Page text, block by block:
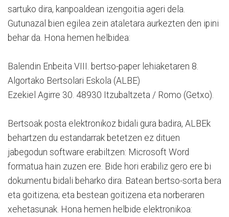
sartuko dira, kanpoaldean izengoitia ageri dela.
Gutunazal bien egilea zein ataletara aurkezten den ipini
behar da. Hona hemen helbidea:
Balendin Enbeita VIII. bertso-paper lehiaketaren 8.
Algortako Bertsolari Eskola (ALBE)
Ezekiel Agirre 30. 48930 Itzubaltzeta / Romo (Getxo).
Bertsoak posta elektronikoz bidali gura badira, ALBEk
behartzen du estandarrak betetzen ez dituen
jabegodun software erabiltzen: Microsoft Word
formatua hain zuzen ere. Bide hori erabiliz gero ere bi
dokumentu bidali beharko dira. Batean bertso-sorta bera
eta goitizena; eta bestean goitizena eta norberaren
xehetasunak. Hona hemen helbide elektronikoa: